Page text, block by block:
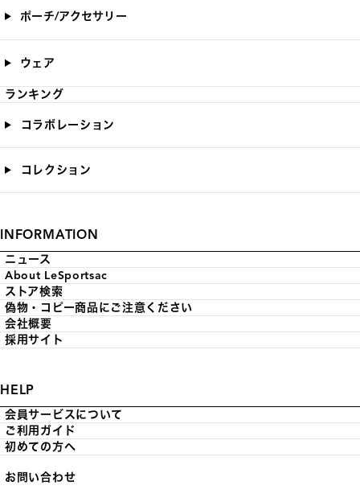
ポーチ/アクセサリー
ウェア
ランキング
コラボレーション
コレクション
INFORMATION
ニュース
About LeSportsac
ストア検索
偽物・コピー商品にご注意ください
会社概要
採用サイト
HELP
会員サービスについて
ご利用ガイド
初めての方へ
お問い合わせ